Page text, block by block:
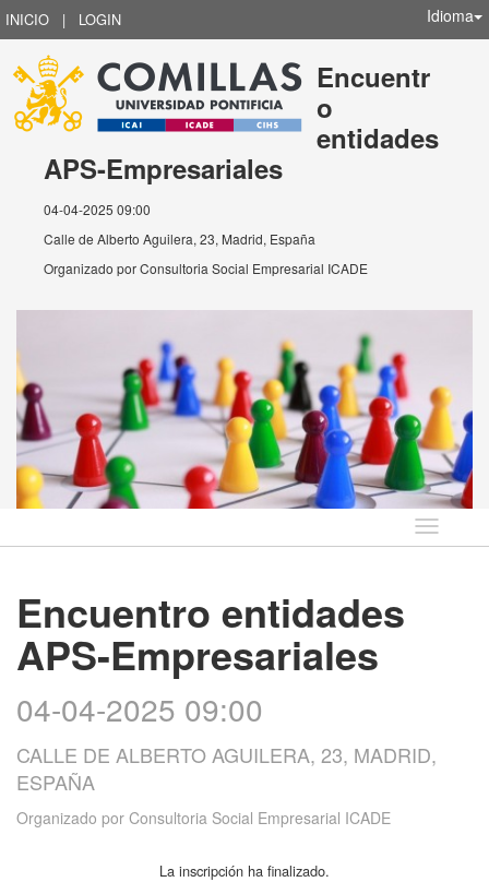
INICIO | LOGIN Idioma
Encuentr
o
entidades
APS-Empresariales
04-04-2025 09:00
Calle de Alberto Aguilera, 23, Madrid, España
Organizado porConsultoria Social Empresarial ICADE
Idioma
Encuentro entidades
APS-Empresariales
04-04-2025 09:00
CALLE DE ALBERTO AGUILERA, 23, MADRID,
ESPAÑA
Organizado por Consultoria Social Empresarial ICADE
La inscripción ha finalizado.